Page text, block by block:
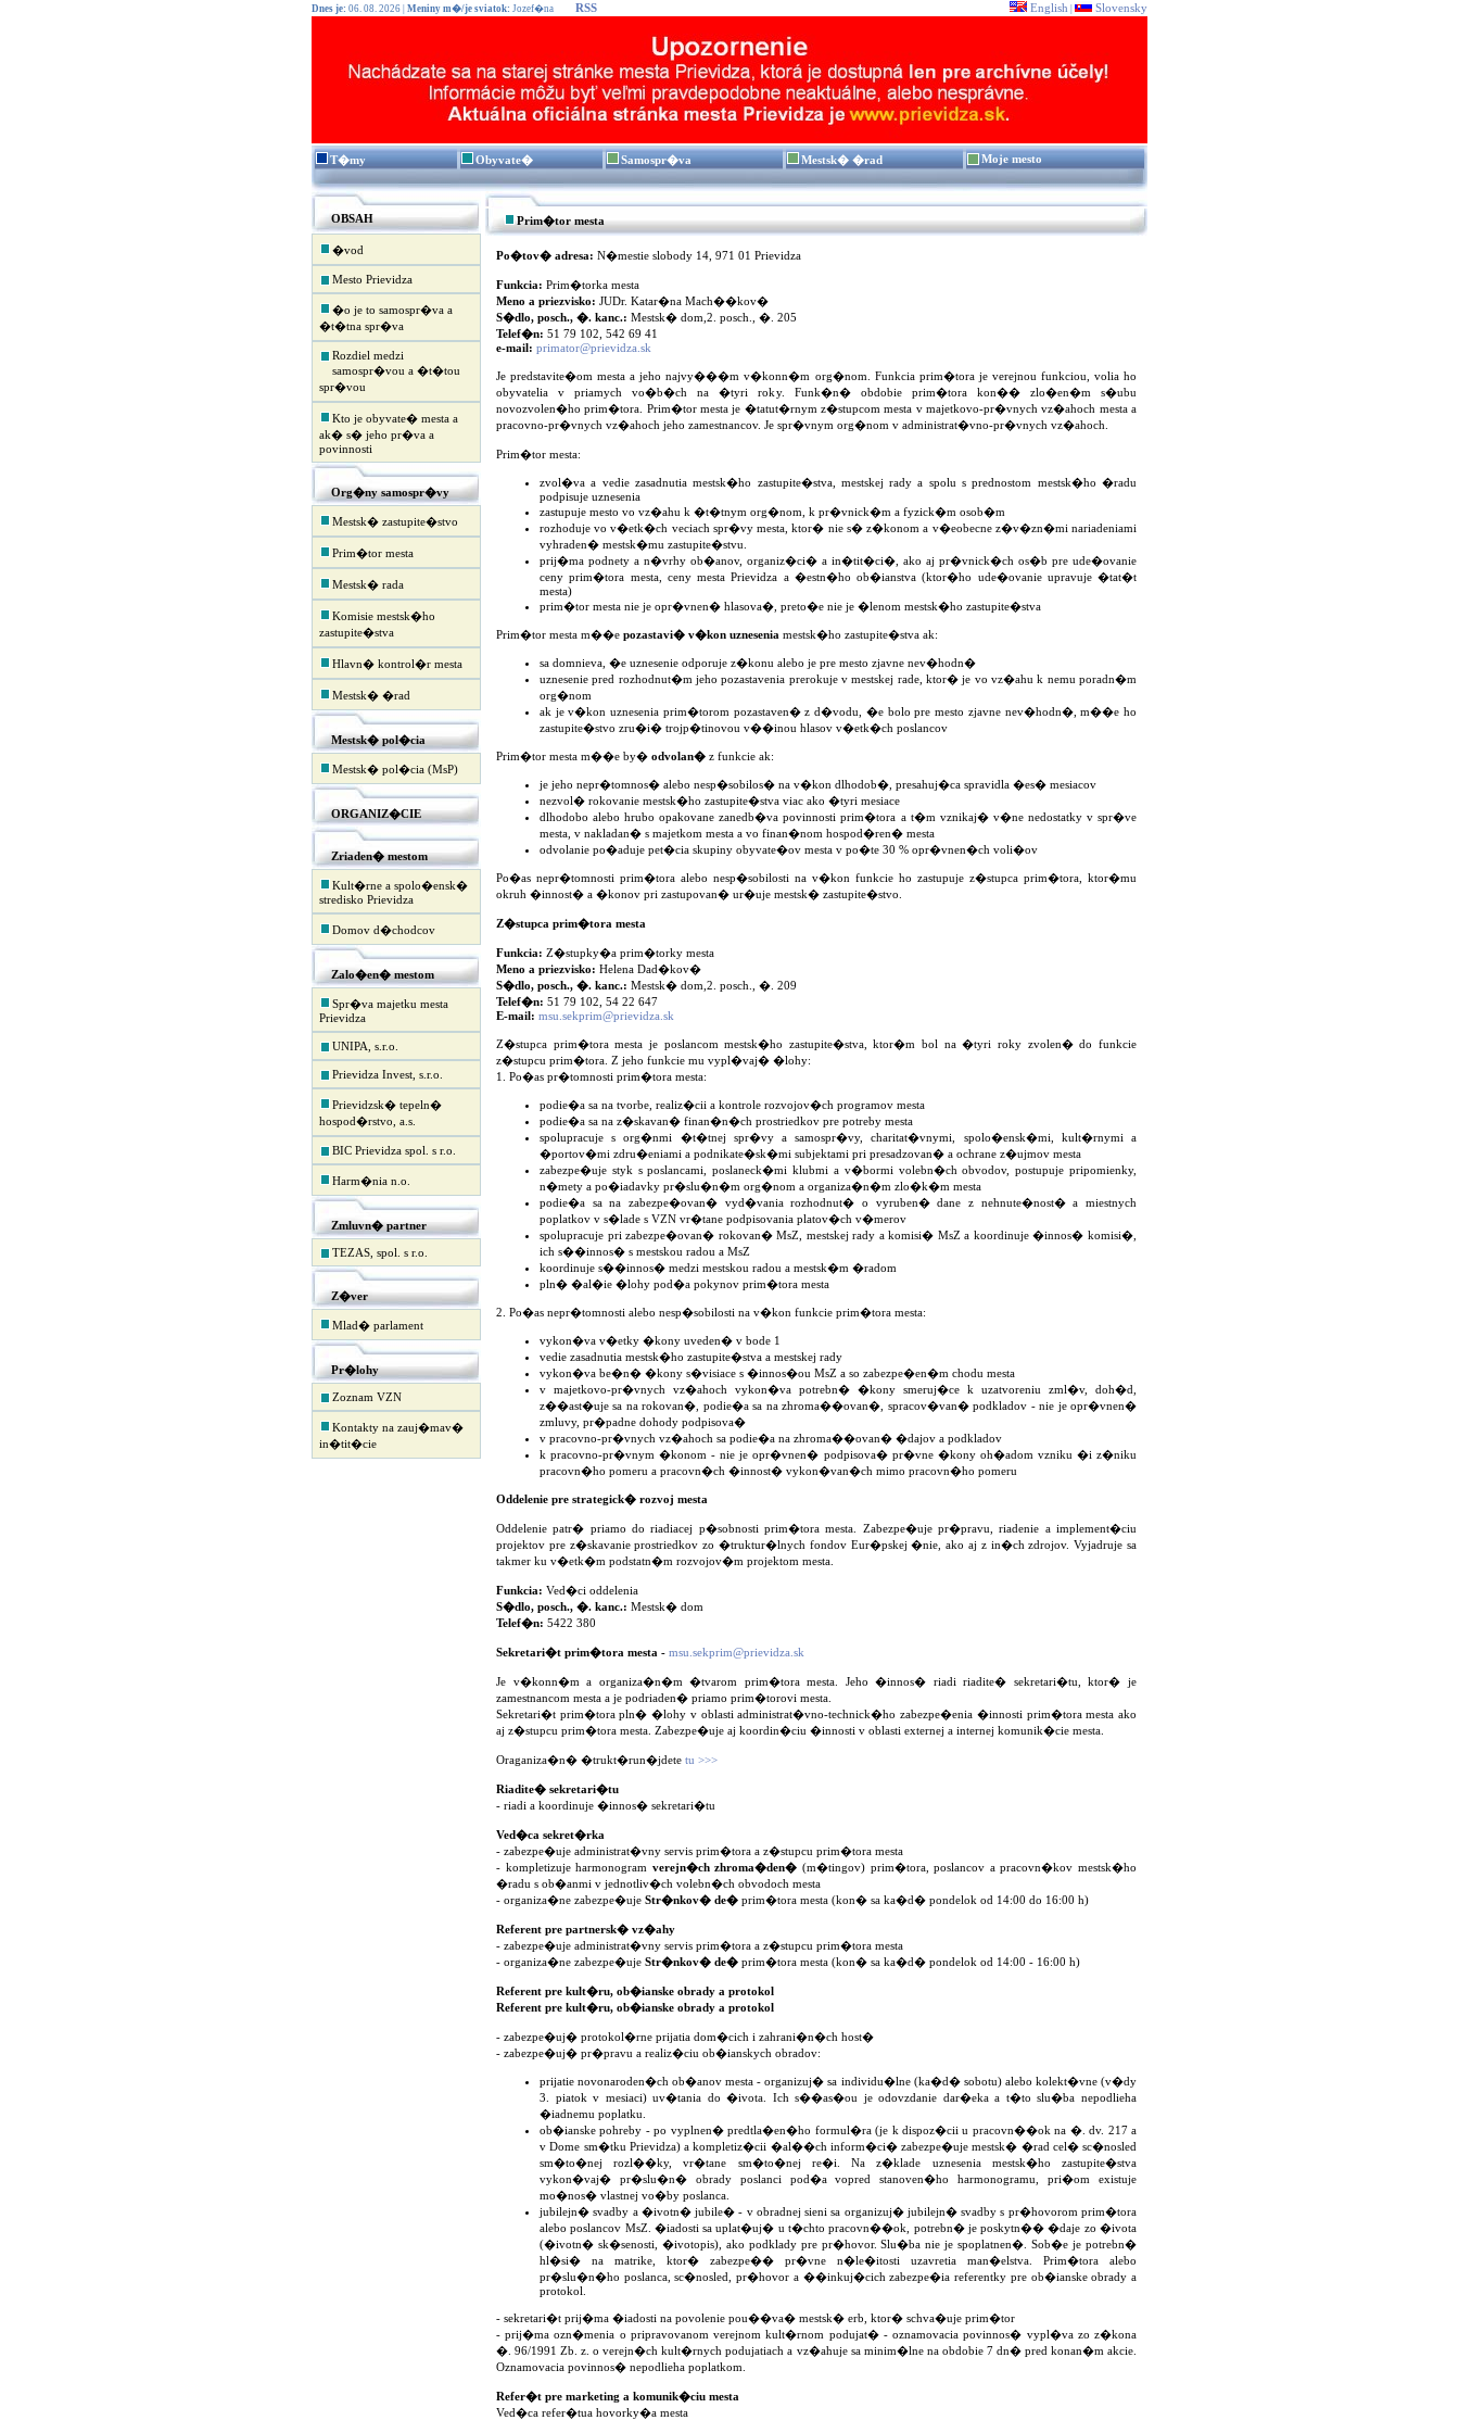
Dnes je: 06. 08. 2026 | Meniny m�/je sviatok: Jozef�na English Slovensky
RSS
T�my Obyvate� Samospr�va Mestsk� �rad Moje mesto
OBSAH
�vod
Mesto Prievidza
�o je to samospr�va a
�t�tna spr�va
Rozdiel medzi
samospr�vou a �t�tou
spr�vou
Kto je obyvate� mesta a
ak� s� jeho pr�va a
povinnosti
Org�ny samospr�vy
Mestsk� zastupite�stvo
Prim�tor mesta
Mestsk� rada
Komisie mestsk�ho
zastupite�stva
Hlavn� kontrol�r mesta
Mestsk� �rad
Mestsk� pol�cia
Mestsk� pol�cia (MsP)
ORGANIZ�CIE
Zriaden� mestom
Kult�rne a spolo�ensk�
stredisko Prievidza
Domov d�chodcov
Zalo�en� mestom
Spr�va majetku mesta
Prievidza
UNIPA, s.r.o.
Prievidza Invest, s.r.o.
Prievidzsk� tepeln�
hospod�rstvo, a.s.
BIC Prievidza spol. s r.o.
Harm�nia n.o.
Zmluvn� partner
TEZAS, spol. s r.o.
Z�ver
Mlad� parlament
Pr�lohy
Zoznam VZN
Kontakty na zauj�mav�
in�tit�cie
Prim�tor mesta
Po�tov� adresa: N�mestie slobody 14, 971 01 Prievidza
Funkcia: Prim�torka mesta
Meno a priezvisko: JUDr. Katar�na Mach��kov�
S�dlo, posch., �. kanc.: Mestsk� dom,2. posch., �. 205
Telef�n: 51 79 102, 542 69 41
e-mail: primator@prievidza.sk
Je predstavite�om mesta a jeho najvy���m v�konn�m org�nom. Funkcia prim�tora je verejnou funkciou, volia ho
obyvatelia v priamych vo�b�ch na �tyri roky. Funk�n� obdobie prim�tora kon�� zlo�en�m s�ubu
novozvolen�ho prim�tora. Prim�tor mesta je �tatut�rnym z�stupcom mesta v majetkovo-pr�vnych vz�ahoch mesta a
pracovno-pr�vnych vz�ahoch jeho zamestnancov. Je spr�vnym org�nom v administrat�vno-pr�vnych vz�ahoch.
Prim�tor mesta:
zvol�va a vedie zasadnutia mestsk�ho zastupite�stva, mestskej rady a spolu s prednostom mestsk�ho �radu
podpisuje uznesenia
zastupuje mesto vo vz�ahu k �t�tnym org�nom, k pr�vnick�m a fyzick�m osob�m
rozhoduje vo v�etk�ch veciach spr�vy mesta, ktor� nie s� z�konom a v�eobecne z�v�zn�mi nariadeniami
vyhraden� mestsk�mu zastupite�stvu.
prij�ma podnety a n�vrhy ob�anov, organiz�ci� a in�tit�ci�, ako aj pr�vnick�ch os�b pre ude�ovanie
ceny prim�tora mesta, ceny mesta Prievidza a �estn�ho ob�ianstva (ktor�ho ude�ovanie upravuje �tat�t
mesta)
prim�tor mesta nie je opr�vnen� hlasova�, preto�e nie je �lenom mestsk�ho zastupite�stva
Prim�tor mesta m��e pozastavi� v�kon uznesenia mestsk�ho zastupite�stva ak:
sa domnieva, �e uznesenie odporuje z�konu alebo je pre mesto zjavne nev�hodn�
uznesenie pred rozhodnut�m jeho pozastavenia prerokuje v mestskej rade, ktor� je vo vz�ahu k nemu poradn�m
org�nom
ak je v�kon uznesenia prim�torom pozastaven� z d�vodu, �e bolo pre mesto zjavne nev�hodn�, m��e ho
zastupite�stvo zru�i� trojp�tinovou v��inou hlasov v�etk�ch poslancov
Prim�tor mesta m��e by� odvolan� z funkcie ak:
je jeho nepr�tomnos� alebo nesp�sobilos� na v�kon dlhodob�, presahuj�ca spravidla �es� mesiacov
nezvol� rokovanie mestsk�ho zastupite�stva viac ako �tyri mesiace
dlhodobo alebo hrubo opakovane zanedb�va povinnosti prim�tora a t�m vznikaj� v�ne nedostatky v spr�ve
mesta, v nakladan� s majetkom mesta a vo finan�nom hospod�ren� mesta
odvolanie po�aduje pet�cia skupiny obyvate�ov mesta v po�te 30 % opr�vnen�ch voli�ov
Po�as nepr�tomnosti prim�tora alebo nesp�sobilosti na v�kon funkcie ho zastupuje z�stupca prim�tora, ktor�mu
okruh �innost� a �konov pri zastupovan� ur�uje mestsk� zastupite�stvo.
Z�stupca prim�tora mesta
Funkcia: Z�stupky�a prim�torky mesta
Meno a priezvisko: Helena Dad�kov�
S�dlo, posch., �. kanc.: Mestsk� dom,2. posch., �. 209
Telef�n: 51 79 102, 54 22 647
E-mail: msu.sekprim@prievidza.sk
Z�stupca prim�tora mesta je poslancom mestsk�ho zastupite�stva, ktor�m bol na �tyri roky zvolen� do funkcie
z�stupcu prim�tora. Z jeho funkcie mu vypl�vaj� �lohy:
1. Po�as pr�tomnosti prim�tora mesta:
podie�a sa na tvorbe, realiz�cii a kontrole rozvojov�ch programov mesta
podie�a sa na z�skavan� finan�n�ch prostriedkov pre potreby mesta
spolupracuje s org�nmi �t�tnej spr�vy a samospr�vy, charitat�vnymi, spolo�ensk�mi, kult�rnymi a
�portov�mi zdru�eniami a podnikate�sk�mi subjektami pri presadzovan� a ochrane z�ujmov mesta
zabezpe�uje styk s poslancami, poslaneck�mi klubmi a v�bormi volebn�ch obvodov, postupuje pripomienky,
n�mety a po�iadavky pr�slu�n�m org�nom a organiza�n�m zlo�k�m mesta
podie�a sa na zabezpe�ovan� vyd�vania rozhodnut� o vyruben� dane z nehnute�nost� a miestnych
poplatkov v s�lade s VZN vr�tane podpisovania platov�ch v�merov
spolupracuje pri zabezpe�ovan� rokovan� MsZ, mestskej rady a komisi� MsZ a koordinuje �innos� komisi�,
ich s��innos� s mestskou radou a MsZ
koordinuje s��innos� medzi mestskou radou a mestsk�m �radom
pln� �al�ie �lohy pod�a pokynov prim�tora mesta
2. Po�as nepr�tomnosti alebo nesp�sobilosti na v�kon funkcie prim�tora mesta:
vykon�va v�etky �kony uveden� v bode 1
vedie zasadnutia mestsk�ho zastupite�stva a mestskej rady
vykon�va be�n� �kony s�visiace s �innos�ou MsZ a so zabezpe�en�m chodu mesta
v majetkovo-pr�vnych vz�ahoch vykon�va potrebn� �kony smeruj�ce k uzatvoreniu zml�v, doh�d,
z��ast�uje sa na rokovan�, podie�a sa na zhroma��ovan�, spracov�van� podkladov - nie je opr�vnen�
zmluvy, pr�padne dohody podpisova�
v pracovno-pr�vnych vz�ahoch sa podie�a na zhroma��ovan� �dajov a podkladov
k pracovno-pr�vnym �konom - nie je opr�vnen� podpisova� pr�vne �kony oh�adom vzniku �i z�niku
pracovn�ho pomeru a pracovn�ch �innost� vykon�van�ch mimo pracovn�ho pomeru
Oddelenie pre strategick� rozvoj mesta
Oddelenie patr� priamo do riadiacej p�sobnosti prim�tora mesta. Zabezpe�uje pr�pravu, riadenie a implement�ciu
projektov pre z�skavanie prostriedkov zo �truktur�lnych fondov Eur�pskej �nie, ako aj z in�ch zdrojov. Vyjadruje sa
takmer ku v�etk�m podstatn�m rozvojov�m projektom mesta.
Funkcia: Ved�ci oddelenia
S�dlo, posch., �. kanc.: Mestsk� dom
Telef�n: 5422 380
Sekretari�t prim�tora mesta - msu.sekprim@prievidza.sk
Je v�konn�m a organiza�n�m �tvarom prim�tora mesta. Jeho �innos� riadi riadite� sekretari�tu, ktor� je
zamestnancom mesta a je podriaden� priamo prim�torovi mesta.
Sekretari�t prim�tora pln� �lohy v oblasti administrat�vno-technick�ho zabezpe�enia �innosti prim�tora mesta ako
aj z�stupcu prim�tora mesta. Zabezpe�uje aj koordin�ciu �innosti v oblasti externej a internej komunik�cie mesta.
Oraganiza�n� �trukt�run�jdete tu >>>
Riadite� sekretari�tu
- riadi a koordinuje �innos� sekretari�tu
Ved�ca sekret�rka
- zabezpe�uje administrat�vny servis prim�tora a z�stupcu prim�tora mesta
- kompletizuje harmonogram verejn�ch zhroma�den� (m�tingov) prim�tora, poslancov a pracovn�kov mestsk�ho
�radu s ob�anmi v jednotliv�ch volebn�ch obvodoch mesta
- organiza�ne zabezpe�uje Str�nkov� de� prim�tora mesta (kon� sa ka�d� pondelok od 14:00 do 16:00 h)
Referent pre partnersk� vz�ahy
- zabezpe�uje administrat�vny servis prim�tora a z�stupcu prim�tora mesta
- organiza�ne zabezpe�uje Str�nkov� de� prim�tora mesta (kon� sa ka�d� pondelok od 14:00 - 16:00 h)
Referent pre kult�ru, ob�ianske obrady a protokol
Referent pre kult�ru, ob�ianske obrady a protokol
- zabezpe�uj� protokol�rne prijatia dom�cich i zahrani�n�ch host�
- zabezpe�uj� pr�pravu a realiz�ciu ob�ianskych obradov:
prijatie novonaroden�ch ob�anov mesta - organizuj� sa individu�lne (ka�d� sobotu) alebo kolekt�vne (v�dy
3. piatok v mesiaci) uv�tania do �ivota. Ich s��as�ou je odovzdanie dar�eka a t�to slu�ba nepodlieha
�iadnemu poplatku.
ob�ianske pohreby - po vyplnen� predtla�en�ho formul�ra (je k dispoz�cii u pracovn��ok na �. dv. 217 a
v Dome sm�tku Prievidza) a kompletiz�cii �al��ch inform�ci� zabezpe�uje mestsk� �rad cel� sc�nosled
sm�to�nej rozl��ky, vr�tane sm�to�nej re�i. Na z�klade uznesenia mestsk�ho zastupite�stva
vykon�vaj� pr�slu�n� obrady poslanci pod�a vopred stanoven�ho harmonogramu, pri�om existuje
mo�nos� vlastnej vo�by poslanca.
jubilejn� svadby a �ivotn� jubile� - v obradnej sieni sa organizuj� jubilejn� svadby s pr�hovorom prim�tora
alebo poslancov MsZ. �iadosti sa uplat�uj� u t�chto pracovn��ok, potrebn� je poskytn�� �daje zo �ivota
(�ivotn� sk�senosti, �ivotopis), ako podklady pre pr�hovor. Slu�ba nie je spoplatnen�. Sob�e je potrebn�
hl�si� na matrike, ktor� zabezpe�� pr�vne n�le�itosti uzavretia man�elstva. Prim�tora alebo
pr�slu�n�ho poslanca, sc�nosled, pr�hovor a ��inkuj�cich zabezpe�ia referentky pre ob�ianske obrady a
protokol.
- sekretari�t prij�ma �iadosti na povolenie pou��va� mestsk� erb, ktor� schva�uje prim�tor
- prij�ma ozn�menia o pripravovanom verejnom kult�rnom podujat� - oznamovacia povinnos� vypl�va zo z�kona
�. 96/1991 Zb. z. o verejn�ch kult�rnych podujatiach a vz�ahuje sa minim�lne na obdobie 7 dn� pred konan�m akcie.
Oznamovacia povinnos� nepodlieha poplatkom.
Refer�t pre marketing a komunik�ciu mesta
Ved�ca refer�tua hovorky�a mesta